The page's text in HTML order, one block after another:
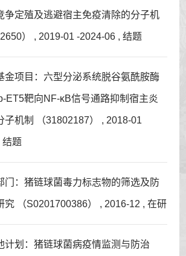
争定殖及逃避宿主免疫清除的分子机
） , 2019-01 -2024-06 , 结题
金项目：六型分泌系统脱谷氨酰胺酶
ET5靶向NF-κB信号通路抑制宿主炎
子机制 （31802187） , 2018-01
结题
门：猪链球菌毒力标志物的筛选及防
究 （S0201700386） , 2016-12 , 在研
计划：猪链球菌病疫情监测与防治